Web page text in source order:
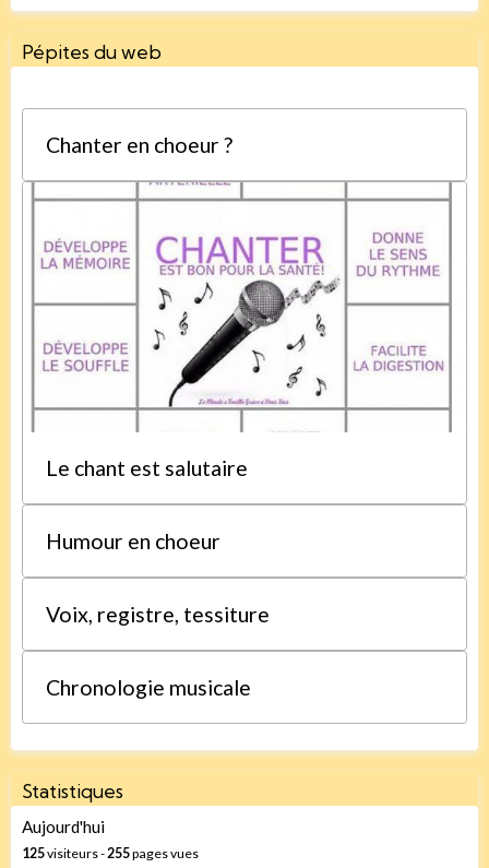
Pépites du web
Chanter en choeur ?
Le chant est salutaire
Humour en choeur
Voix, registre, tessiture
Chronologie musicale
Statistiques
Aujourd'hui
125visiteurs - 255pages vues